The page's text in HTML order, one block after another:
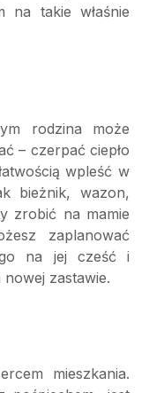
na takie właśnie
rodzina może
– czerpać ciepło
wpleść w
bieżnik, wazon,
zrobić na mamie
zaplanować
na jej cześć i
zastawie.
mieszkania.